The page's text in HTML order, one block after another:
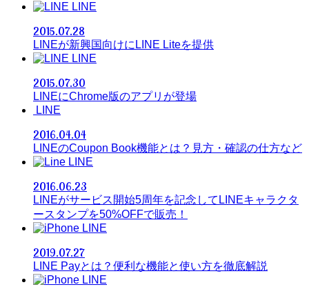
LINE
2015.07.28
LINEが新興国向けにLINE Liteを提供
LINE
2015.07.30
LINEにChrome版のアプリが登場
LINE
2016.04.04
LINEのCoupon Book機能とは？見方・確認の仕方など
LINE
2016.06.23
LINEがサービス開始5周年を記念してLINEキャラクタ
ースタンプを50%OFFで販売！
LINE
2019.07.27
LINE Payとは？便利な機能と使い方を徹底解説
LINE